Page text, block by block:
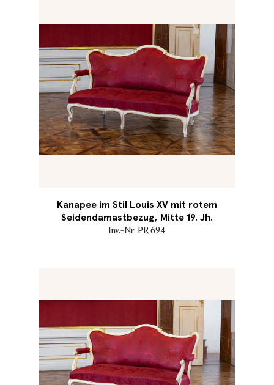
Kanapee im Stil Louis XV mit rotem
Seidendamastbezug, Mitte 19. Jh.
Inv.-Nr. PR 694